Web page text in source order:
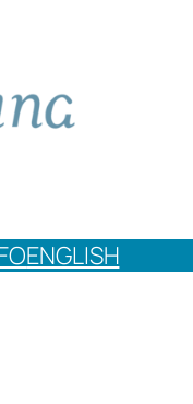
ENGLISH